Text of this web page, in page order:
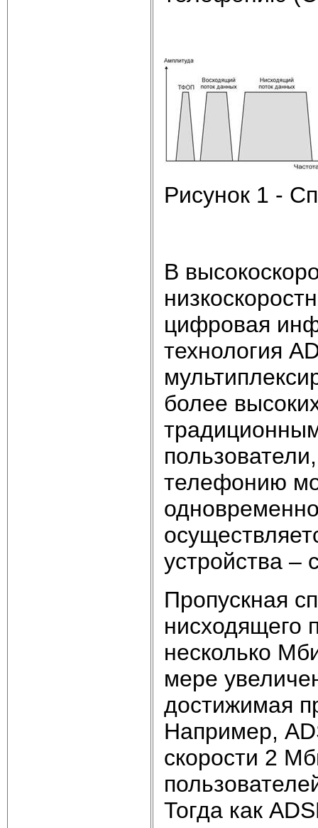
Рисунок 1 -
В
цифровая
технология
более
телефонию
устройства –
Пропускная
нисходящего
несколько
мере
достижимая
Например,
скорости 2
Тогда как